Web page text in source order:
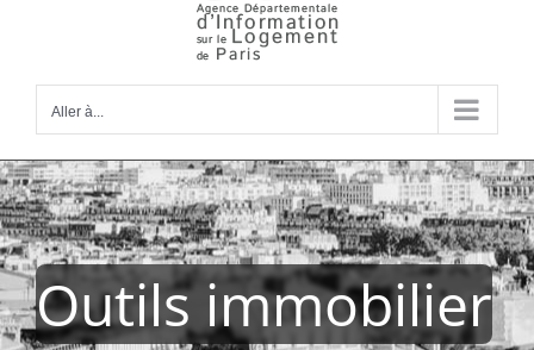
Aller à...
Outils immobilier